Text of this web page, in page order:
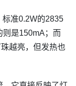
标准0.2W的2835
则是150mA；而
越亮，但发热也